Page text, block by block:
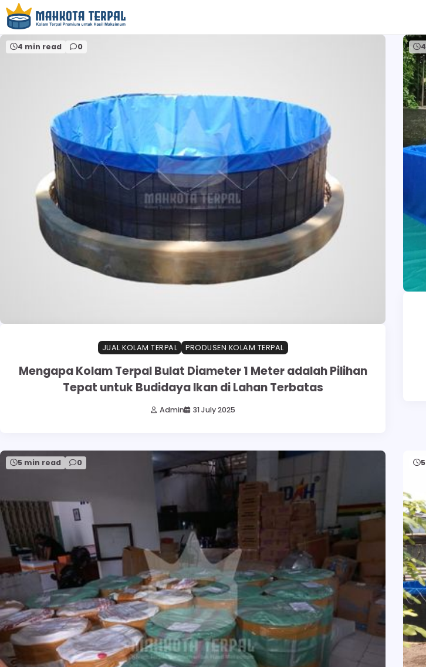
Home 2025 July
4 min read 0
JUAL KOLAM TERPAL PRODUSEN KOLAM TERPAL
Mengapa Kolam Terpal Bulat Diameter 1 Meter adalah Pilihan
Tepat untuk Budidaya Ikan di Lahan Terbatas
Admin 31 July 2025
5 min read 0